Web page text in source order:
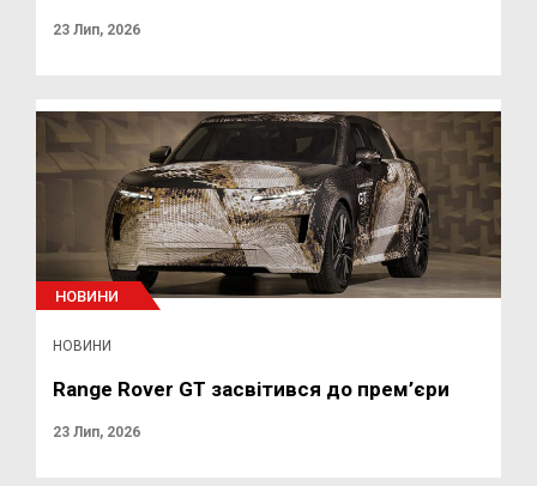
23 Лип, 2026
НОВИНИ
НОВИНИ
Range Rover GT засвітився до прем’єри
23 Лип, 2026